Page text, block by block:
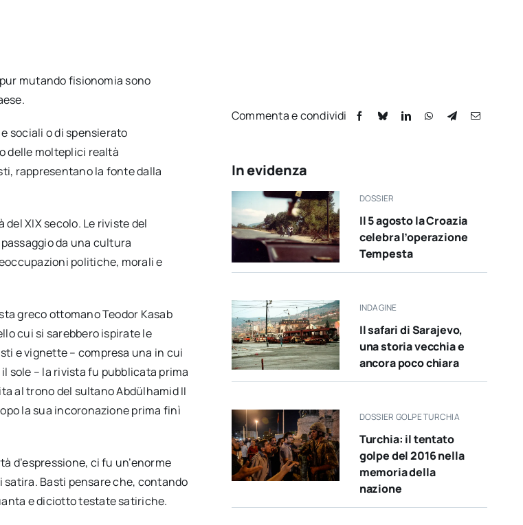
mutando fisionomia sono
sociali o di spensierato
delle molteplici realtà
rappresentano la fonte dalla
XIX secolo. Le riviste del
da una cultura
politiche, morali e
greco ottomano Teodor Kasab
cui si sarebbero ispirate le
e vignette – compresa una in cui
sole – la rivista fu pubblicata prima
al trono del sultano Abdülhamid II
la sua incoronazione prima finì
d’espressione, ci fu un’enorme
Basti pensare che, contando
e diciotto testate satiriche.
Commenta e condividi
In evidenza
DOSSIER
Il 5 agosto la Croazia
celebra l’operazione
Tempesta
INDAGINE
Il safari di Sarajevo,
una storia vecchia e
ancora poco chiara
DOSSIER GOLPE TURCHIA
Turchia: il tentato
golpe del 2016 nella
memoria della
nazione